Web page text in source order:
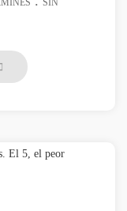
SIN